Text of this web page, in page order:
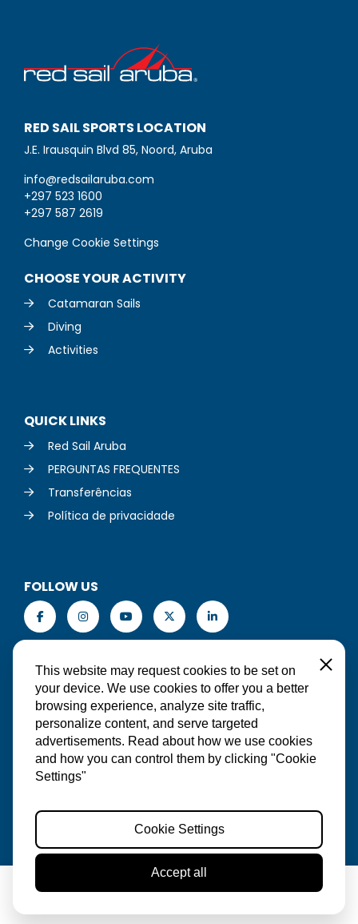
RESERVE AGORA
RED SAIL SPORTS LOCATION
J.E. Irausquin Blvd 85, Noord, Aruba
info@redsailaruba.com
+297 523 1600
+297 587 2619
Change Cookie Settings
CHOOSE YOUR ACTIVITY
Catamaran Sails
Diving
Activities
QUICK LINKS
Red Sail Aruba
PERGUNTAS FREQUENTES
Transferências
Política de privacidade
FOLLOW US
PT-BR
FAÇA UMA RESERVA
This website may request cookies to be set on
your device. We use cookies to offer you a better
browsing experience, analyze site traffic,
personalize content, and serve targeted
advertisements. Read about how we use cookies
and how you can control them by clicking "Cookie
Settings"
Close
Cookie Settings
Accept all